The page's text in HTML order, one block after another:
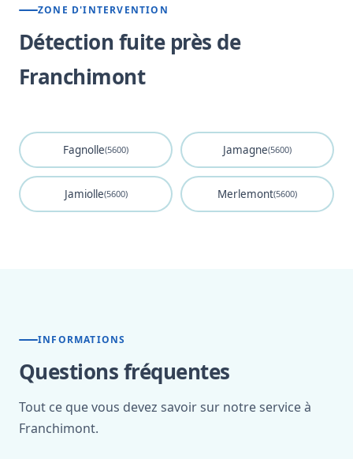
ZONE D'INTERVENTION
Détection fuite près de
Franchimont
Fagnolle(5600) Jamagne(5600)
Jamiolle(5600) Merlemont(5600)
INFORMATIONS
Questions fréquentes
Tout ce que vous devez savoir sur notre service à
Franchimont.